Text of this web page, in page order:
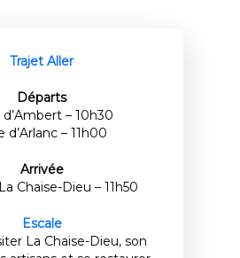
Trajet Aller
Départs
d’Ambert – 10h30
d’Arlanc – 11h00
Arrivée
Chaise-Dieu – 11h50
Escale
La Chaise-Dieu, son